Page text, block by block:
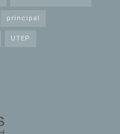
principal
UTEP